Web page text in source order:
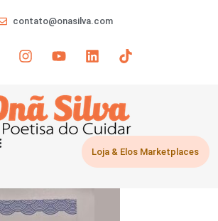
contato@onasilva.com
Loja & Elos Marketplaces